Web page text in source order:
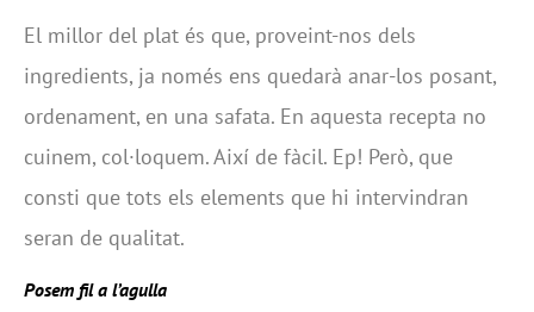
El millor del plat és que, proveint-nos dels
ingredients, ja només ens quedarà anar-los posant,
ordenament, en una safata. En aquesta recepta no
cuinem, col·loquem. Així de fàcil. Ep! Però, que
consti que tots els elements que hi intervindran
seran de qualitat.
Posem fil a l’agulla